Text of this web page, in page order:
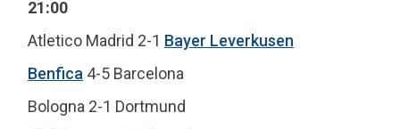
21:00
Atletico Madrid 2-1 Bayer Leverkusen
Benfica 4-5 Barcelona
Bologna 2-1 Dortmund